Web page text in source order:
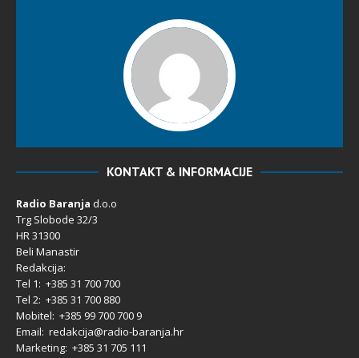
KONTAKT & INFORMACIJE
Radio Baranja d.o.o
Trg Slobode 32/3
HR 31300
Beli Manastir
Redakcija:
Tel 1: +385 31 700 700
Tel 2: +385 31 700 880
Mobitel: +385 99 700 700 9
Email: redakcija@radio-baranja.hr
Marketing: +385 31 705 111